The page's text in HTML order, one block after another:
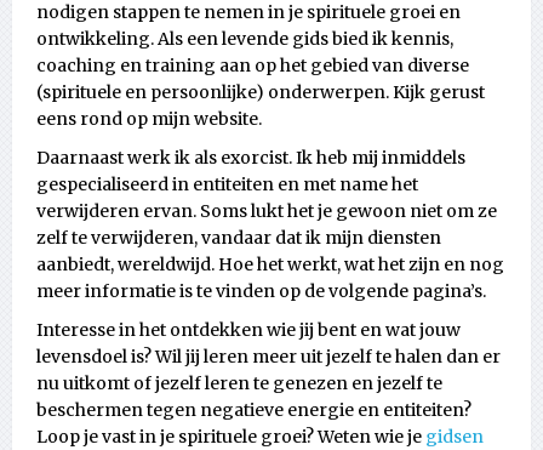
nodigen stappen te nemen in je spirituele groei en
ontwikkeling. Als een levende gids bied ik kennis,
coaching en training aan op het gebied van diverse
(spirituele en persoonlijke) onderwerpen. Kijk gerust
eens rond op mijn website.
Daarnaast werk ik als exorcist. Ik heb mij inmiddels
gespecialiseerd in entiteiten en met name het
verwijderen ervan. Soms lukt het je gewoon niet om ze
zelf te verwijderen, vandaar dat ik mijn diensten
aanbiedt, wereldwijd. Hoe het werkt, wat het zijn en nog
meer informatie is te vinden op de volgende pagina’s.
Interesse in het ontdekken wie jij bent en wat jouw
levensdoel is? Wil jij leren meer uit jezelf te halen dan er
nu uitkomt of jezelf leren te genezen en jezelf te
beschermen tegen negatieve energie en entiteiten?
Loop je vast in je spirituele groei? Weten wie je gidsen